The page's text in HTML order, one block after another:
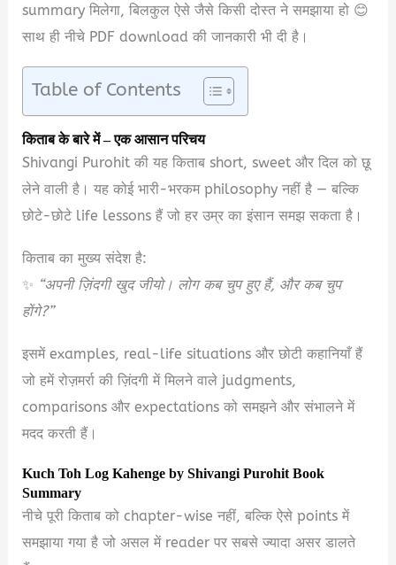
summary मिलेगा, बिलकुल ऐसे जैसे किसी दोस्त ने समझाया हो 😊
साथ ही नीचे PDF download की जानकारी भी दी है।
Table of Contents
किताब के बारे में – एक आसान परिचय
Shivangi Purohit की यह किताब short, sweet और दिल को छू
लेने वाली है। यह कोई भारी-भरकम philosophy नहीं है — बल्कि
छोटे-छोटे life lessons हैं जो हर उम्र का इंसान समझ सकता है।
किताब का मुख्य संदेश है:
✨ “अपनी ज़िंदगी खुद जीयो। लोग कब चुप हुए हैं, और कब चुप
होंगे?”
इसमें examples, real-life situations और छोटी कहानियाँ हैं
जो हमें रोज़मर्रा की ज़िंदगी में मिलने वाले judgments,
comparisons और expectations को समझने और संभालने में
मदद करती हैं।
Kuch Toh Log Kahenge by Shivangi Purohit Book
Summary
नीचे पूरी किताब को chapter-wise नहीं, बल्कि ऐसे points में
समझाया गया है जो असल में reader पर सबसे ज्यादा असर डालते